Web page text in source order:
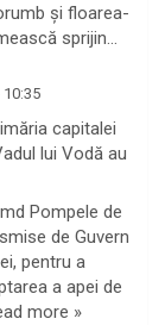
și floarea-
sprijin…
10:35
capitalei
lui Vodă au
Pompele de
de Guvern
pentru a
a apei de
more »